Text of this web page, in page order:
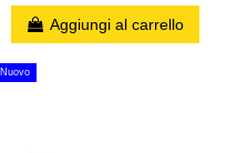
Aggiungi al carrello
Nuovo